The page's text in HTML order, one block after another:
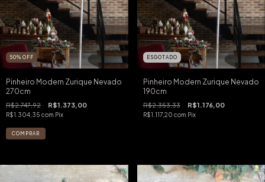
50% OFF
Pinheiro Modern Zurique Nevado
270cm
R$2.747,92 R$1.373,00
R$1.304,35 com Pix
ESGOTADO
Pinheiro Modern Zurique Nevado
190cm
R$2.353,33 R$1.176,00
R$1.117,20 com Pix